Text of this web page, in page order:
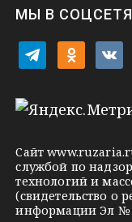
k
i
МЫ В
e
l
r
a
m
d
o
l
a
s
v
k
n
a
k
t
Сайт
службой по
технологий и
(свидетельство о
информации Эл №